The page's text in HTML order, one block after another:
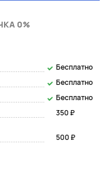
0%
Бесплатно
Бесплатно
Бесплатно
350 ₽
500 ₽